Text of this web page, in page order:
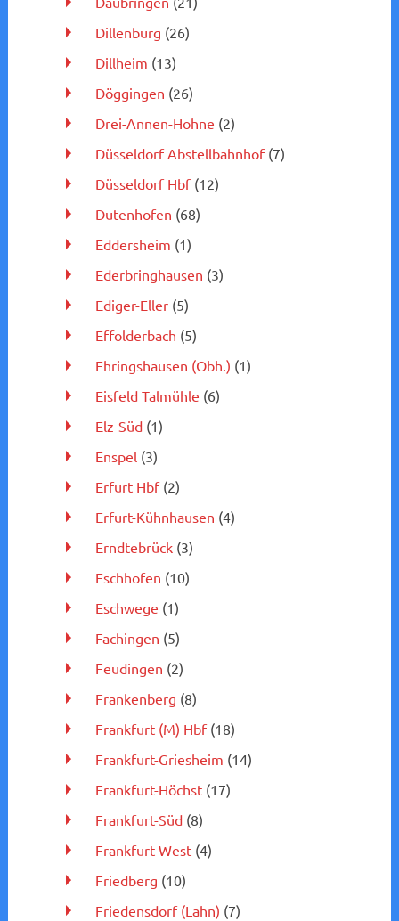
Dillenburg (26)
Dillheim (13)
Döggingen (26)
Drei-Annen-Hohne (2)
Düsseldorf Abstellbahnhof(7)
Düsseldorf Hbf(12)
Dutenhofen (68)
Eddersheim (1)
Ederbringhausen (3)
Ediger-Eller(5)
Effolderbach (5)
Ehringshausen (Obh.) (1)
Eisfeld Talmühle (6)
Elz-Süd(1)
Enspel(3)
Erfurt Hbf(2)
Erfurt-Kühnhausen (4)
Erndtebrück(3)
Eschhofen (10)
Eschwege (1)
Fachingen (5)
Feudingen (2)
Frankenberg (8)
Frankfurt (M) Hbf(18)
Frankfurt-Griesheim (14)
Frankfurt-Höchst(17)
Frankfurt-Süd(8)
Frankfurt-West(4)
Friedberg (10)
Friedensdorf (Lahn) (7)